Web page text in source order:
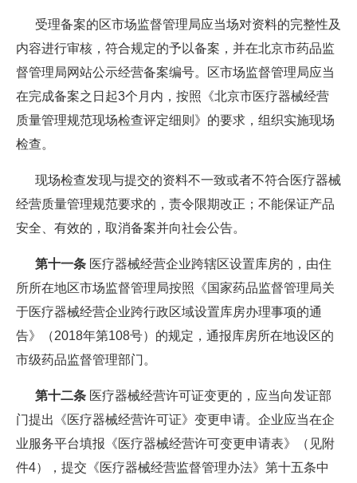
受理备案的区市场监督管理局应当场对资料的完整性及
内容进行审核，符合规定的予以备案，并在北京市药品监
督管理局网站公示经营备案编号。区市场监督管理局应当
在完成备案之日起3个月内，按照《北京市医疗器械经营
质量管理规范现场检查评定细则》的要求，组织实施现场
检查。
现场检查发现与提交的资料不一致或者不符合医疗器械
经营质量管理规范要求的，责令限期改正；不能保证产品
安全、有效的，取消备案并向社会公告。
第十一条 医疗器械经营企业跨辖区设置库房的，由住
所所在地区市场监督管理局按照《国家药品监督管理局关
于医疗器械经营企业跨行政区域设置库房办理事项的通
告》（2018年第108号）的规定，通报库房所在地设区的
市级药品监督管理部门。
第十二条 医疗器械经营许可证变更的，应当向发证部
门提出《医疗器械经营许可证》变更申请。企业应当在企
业服务平台填报《医疗器械经营许可变更申请表》（见附
件4），提交《医疗器械经营监督管理办法》第十五条中